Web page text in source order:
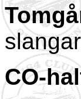
CO-